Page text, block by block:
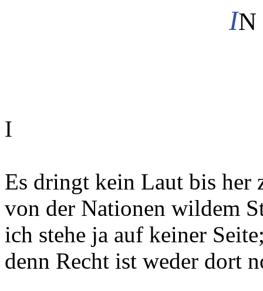
IN
I
Es dringt kein Laut bis her
von der Nationen wildem
ich stehe ja auf keiner
denn Recht ist weder dort